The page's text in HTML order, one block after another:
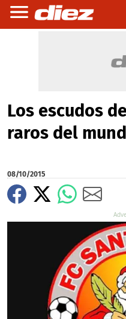
Los escudos
raros del
08/10/2015